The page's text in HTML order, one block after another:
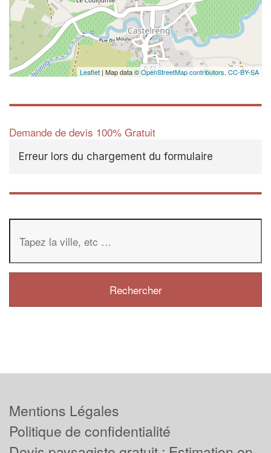
Leaflet | Map data ©OpenStreetMap contributors, CC-BY-SA
Demande de devis 100% Gratuit
Erreur lors du chargement du formulaire
Mentions Légales
Politique de confidentialité